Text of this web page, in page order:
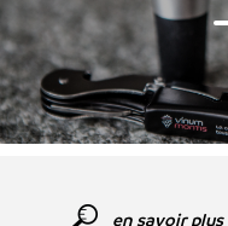
en savoir plus